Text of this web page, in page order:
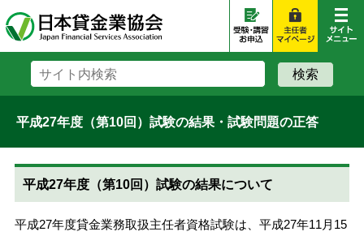
平成27年度（第10回）試験の結果・試験問題の正答
平成27年度（第10回）試験の結果について
平成27年度貸金業務取扱主任者資格試験は、平成27年11月15